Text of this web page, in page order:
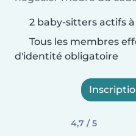
2 baby-sitters actifs
Tous les membres
d'identité obligatoire
4,7 / 5